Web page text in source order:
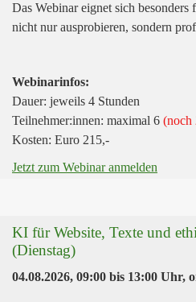
Das Webinar eignet sich
nicht nur ausprobieren, sondern
Webinarinfos:
Dauer: jeweils 4 Stunden
Teilnehmer:innen: maximal 6 (noch
Kosten: Euro 215,-
Jetzt zum Webinar anmelden
KI für Website, Texte und
(Dienstag)
04.08.2026, 09:00 bis 13:00 Uhr,